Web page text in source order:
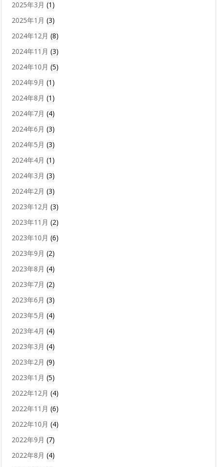
2025年3月 (1)
2025年1月 (3)
2024年12月 (8)
2024年11月 (3)
2024年10月 (5)
2024年9月 (1)
2024年8月 (1)
2024年7月 (4)
2024年6月 (3)
2024年5月 (3)
2024年4月 (1)
2024年3月 (3)
2024年2月 (3)
2023年12月 (3)
2023年11月 (2)
2023年10月 (6)
2023年9月 (2)
2023年8月 (4)
2023年7月 (2)
2023年6月 (3)
2023年5月 (4)
2023年4月 (4)
2023年3月 (4)
2023年2月 (9)
2023年1月 (5)
2022年12月 (4)
2022年11月 (6)
2022年10月 (4)
2022年9月 (7)
2022年8月 (4)